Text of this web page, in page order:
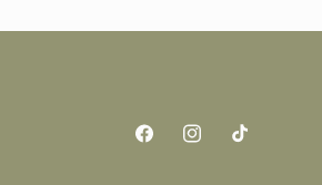
FacebookInstagram
TikTok